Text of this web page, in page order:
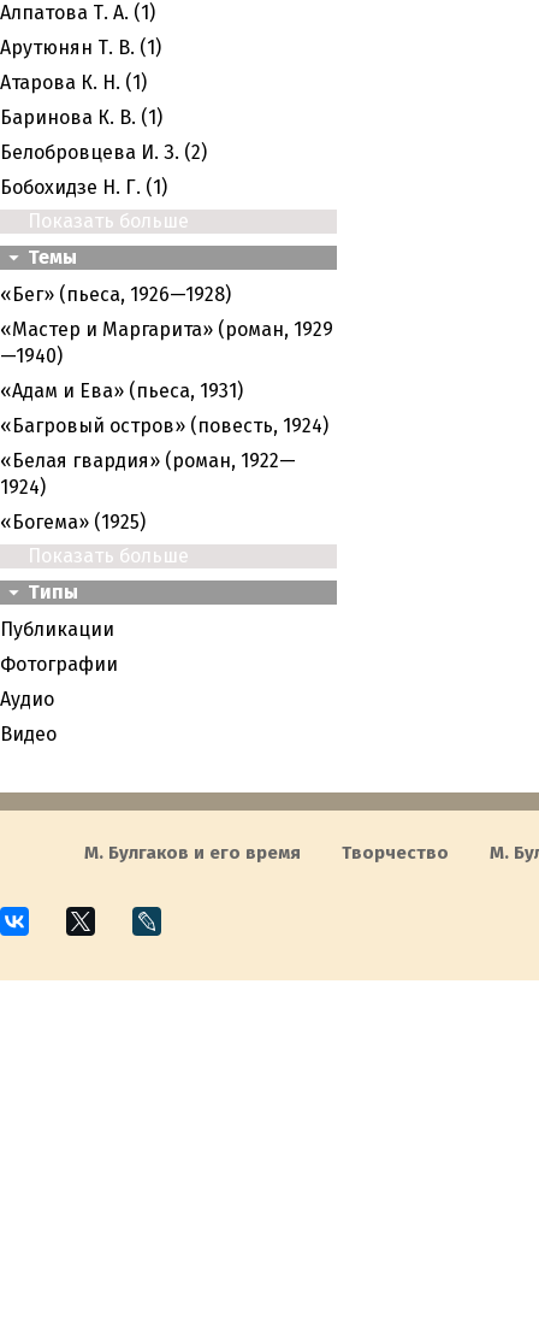
Алпатова Т. А. (1)
Арутюнян Т. В. (1)
Атарова К. Н. (1)
Баринова К. В. (1)
Белобровцева И. З. (2)
Бобохидзе Н. Г. (1)
Показать больше
Темы
«Бег» (пьеса, 1926—1928)
«Мастер и Маргарита» (роман, 1929
—1940)
«Адам и Ева» (пьеса, 1931)
«Багровый остров» (повесть, 1924)
«Белая гвардия» (роман, 1922—
1924)
«Богема» (1925)
Показать больше
Типы
Публикации
Фотографии
Аудио
Видео
М. Булгаков и его время Творчество М.